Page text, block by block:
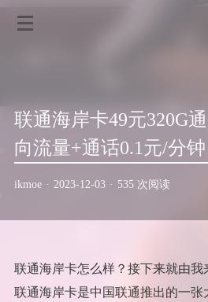
联通海岸卡49元320G
向流量+通话0.1元/分钟
ikmoe · 2023-12-03 · 535 次阅读
联通海岸卡怎么样？接下来就由我
联通海岸卡是中国联通推出的一张